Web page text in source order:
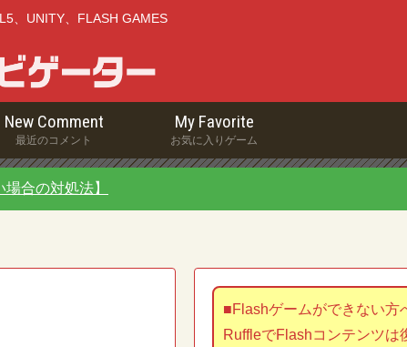
、UNITY、FLASH GAMES
New Comment
最近のコメント
My Favorite
お気に入りゲーム
合の対処法】
■Flashゲームができない方
RuffleでFlashコンテンツは